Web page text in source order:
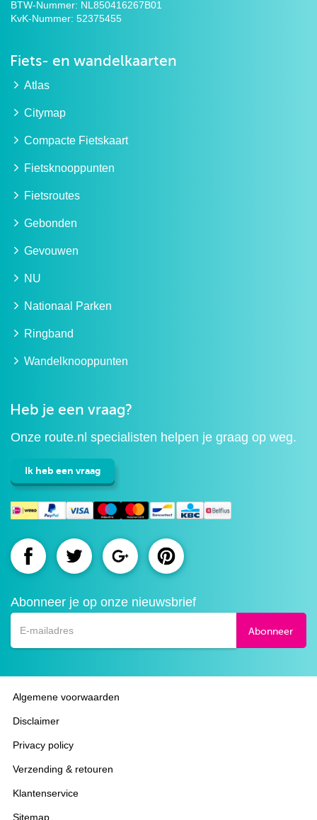
BTW-Nummer: NL850416267B01
KvK-Nummer: 52375455
Fiets- en wandelkaarten
Atlas
Citymap
Compacte Fietskaart
Fietsknooppunten
Fietsroutes
Gebonden
Gevouwen
NU
Nationaal Parken
Ringband
Wandelknooppunten
Heb je een vraag?
Onze route.nl specialisten helpen je graag op weg.
Ik heb een vraag
Route.nl
Facebook
Route.nlRoute.nlRoute.nl
Abonneer je op onze nieuwsbrief
Abonneer
Algemene voorwaarden
Disclaimer
Privacy policy
Verzending & retouren
Klantenservice
Sitemap